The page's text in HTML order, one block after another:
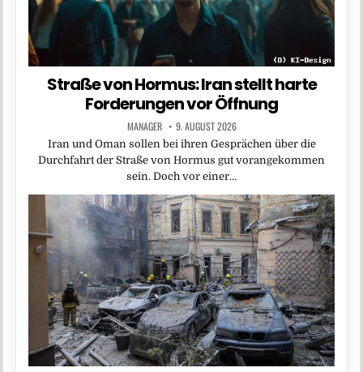
Straße von Hormus: Iran stellt harte
Forderungen vor Öffnung
MANAGER 9. AUGUST 2026
Iran und Oman sollen bei ihren Gesprächen über die
Durchfahrt der Straße von Hormus gut vorangekommen
sein. Doch vor einer…